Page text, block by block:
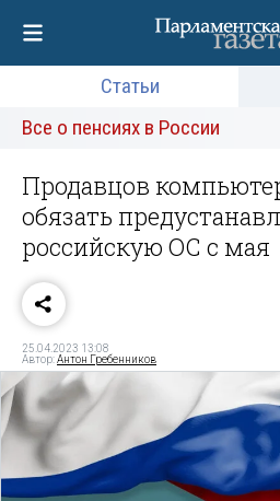
Статьи
Все о пенсиях в России
Продавцов
обязать
российскую ОС с мая
25.04.2023 13:08
Автор:Антон Гребенников